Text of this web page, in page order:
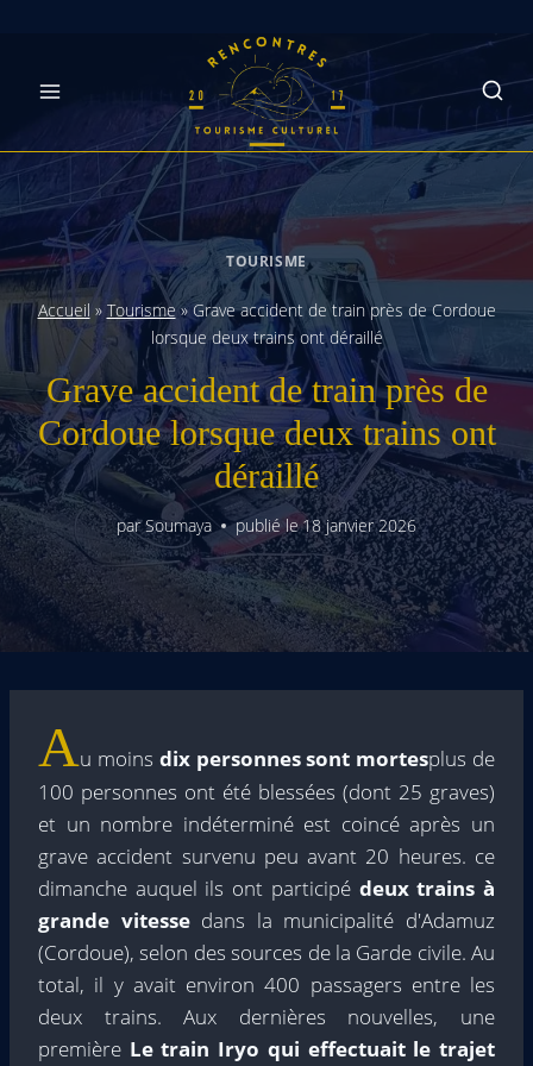
TOURISME
Accueil » Tourisme » Grave accident de train près de Cordoue
lorsque deux trains ont déraillé
Grave accident de train près de
Cordoue lorsque deux trains ont
déraillé
parSoumaya publié le18 janvier 2026
Au moins dix personnes sont mortesplus de
100 personnes ont été blessées (dont 25 graves)
et un nombre indéterminé est coincé après un
grave accident survenu peu avant 20 heures. ce
dimanche auquel ils ont participé deux trains à
grande vitessedans la municipalité d'Adamuz
(Cordoue), selon des sources de la Garde civile. Au
total, il y avait environ 400 passagers entre les
deux trains. Aux dernières nouvelles, une
première Le train Iryo qui effectuait le trajet